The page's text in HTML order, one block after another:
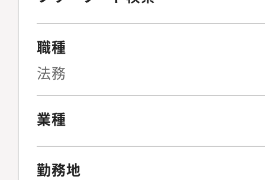
ぞれの専門性や経験
スト」の考え方を大
を支えています。（
在。【職場環境】営
は8割ほどが外国人で
職種
法務
業種
勤務地